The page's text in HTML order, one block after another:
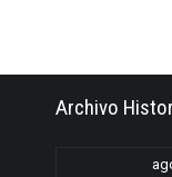
Archivo